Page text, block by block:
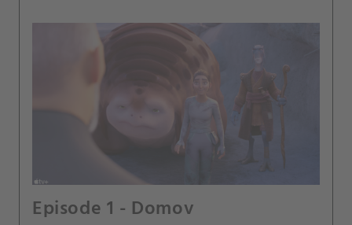
Episode 1 - Domov